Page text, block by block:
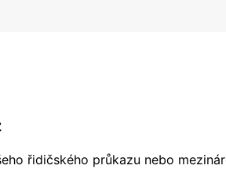
řidičského průkazu nebo